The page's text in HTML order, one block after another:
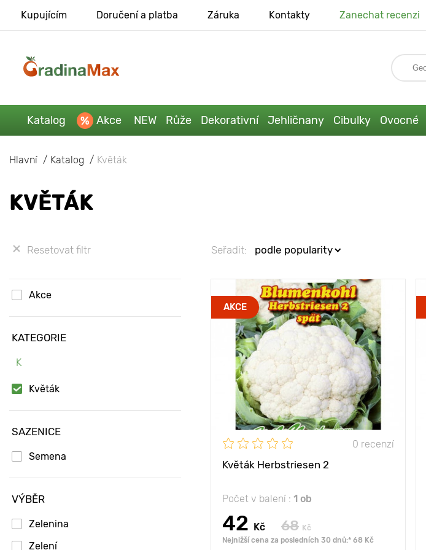
Kupujícím Doručení a platba Záruka Kontakty Zanechat recenzi
Katalog Akce NEW Růže Dekorativní Jehličnany Cibulky Ovocné
Hlavní Katalog Květák
KVĚTÁK
Resetovat filtr
Akce
KATEGORIE
K
Květák
SAZENICE
Semena
VÝBĚR
Zelenina
Zelení
Seřadit: podle popularity
AKCE
0 recenzí
Květák Herbstriesen 2
Počet v balení : 1 ob
42 Kč 68 Kč
Nejnižší cena za posledních 30 dnů:* 68 Kč
Vlastnosti
silné kvítky nejlepší
kvality
Výška rostliny 30 - 40 cm
Vzdálenost mezi
rostlinami
50 x 60 cm
Poloha slunce